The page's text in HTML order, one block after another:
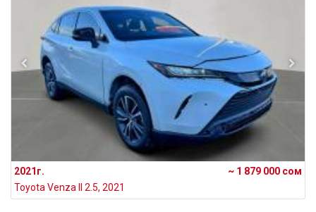
2021г.
~ 1 879 000 сом
Toyota Venza II 2.5, 2021